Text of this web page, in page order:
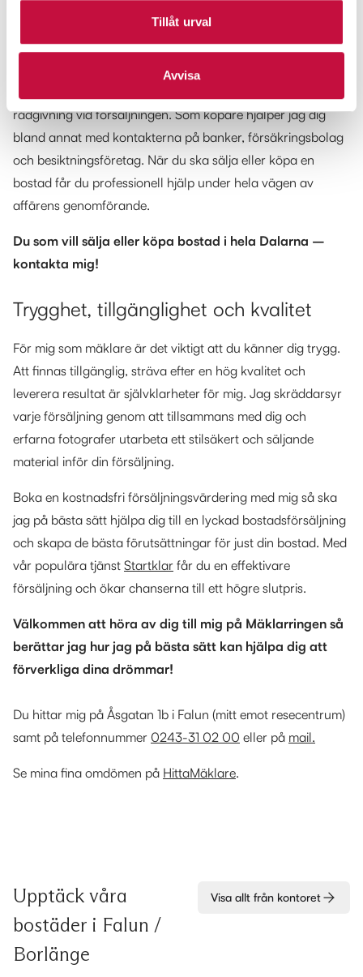
Tillåt urval
Avvisa
Som säljare hjälper jag dig med värdering, annonsering,
rådgivning vid försäljningen. Som köpare hjälper jag dig
bland annat med kontakterna på banker, försäkringsbolag
och besiktningsföretag. När du ska sälja eller köpa en
bostad får du professionell hjälp under hela vägen av
affärens genomförande.
Du som vill sälja eller köpa bostad i hela Dalarna –
kontakta mig!
Trygghet, tillgänglighet och kvalitet
För mig som mäklare är det viktigt att du känner dig trygg.
Att finnas tillgänglig, sträva efter en hög kvalitet och
leverera resultat är självklarheter för mig. Jag skräddarsyr
varje försäljning genom att tillsammans med dig och
erfarna fotografer utarbeta ett stilsäkert och säljande
material inför din försäljning.
Boka en kostnadsfri försäljningsvärdering med mig så ska
jag på bästa sätt hjälpa dig till en lyckad bostadsförsäljning
och skapa de bästa förutsättningar för just din bostad. Med
vår populära tjänst Startklar får du en effektivare
försäljning och ökar chanserna till ett högre slutpris.
Välkommen att höra av dig till mig på Mäklarringen så
berättar jag hur jag på bästa sätt kan hjälpa dig att
förverkliga dina drömmar!
Du hittar mig på Åsgatan 1b i Falun (mitt emot resecentrum)
samt på telefonnummer 0243-31 02 00 eller på mail.
Se mina fina omdömen på HittaMäklare.
Upptäck våra
bostäder i Falun /
Borlänge
Visa allt från kontoret